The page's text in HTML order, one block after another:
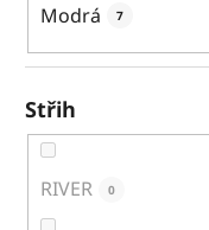
Modrá 7
Střih
RIVER 0